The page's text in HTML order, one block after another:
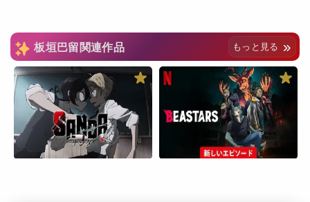
板垣巴留関連作品 もっと見る